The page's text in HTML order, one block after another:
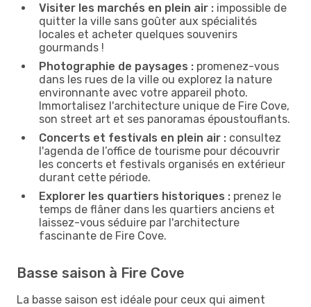
Visiter les marchés en plein air : impossible de
quitter la ville sans goûter aux spécialités
locales et acheter quelques souvenirs
gourmands !
Photographie de paysages : promenez-vous
dans les rues de la ville ou explorez la nature
environnante avec votre appareil photo.
Immortalisez l'architecture unique de Fire Cove,
son street art et ses panoramas époustouflants.
Concerts et festivals en plein air : consultez
l'agenda de l’office de tourisme pour découvrir
les concerts et festivals organisés en extérieur
durant cette période.
Explorer les quartiers historiques : prenez le
temps de flâner dans les quartiers anciens et
laissez-vous séduire par l'architecture
fascinante de Fire Cove.
Basse saison à Fire Cove
La basse saison est idéale pour ceux qui aiment